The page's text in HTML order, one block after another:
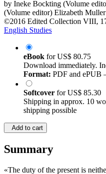
byIneke Bockting (Volume
(Volume editor) Elizabeth Muller
©2016 Edited Collection
eBookfor US$ 80.75
Download immediately.
Format:
SoftcoverforUS$ 85.30
Shipping in approx. 10
Summary